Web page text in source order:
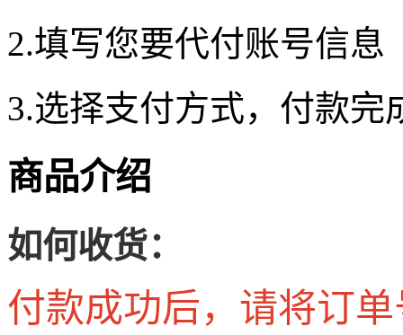
2.填写您要代付账号信息
3.选择支付方式，付款完
商品介绍
如何收货：
付款成功后，请将订